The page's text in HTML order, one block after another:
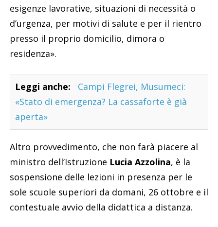
esigenze lavorative, situazioni di necessità o
d’urgenza, per motivi di salute e per il rientro
presso il proprio domicilio, dimora o
residenza».
Leggi anche:
Campi Flegrei, Musumeci:
«Stato di emergenza? La cassaforte è già
aperta»
Altro provvedimento, che non farà piacere al
ministro dell’Istruzione Lucia Azzolina, è la
sospensione delle lezioni in presenza per le
sole scuole superiori da domani, 26 ottobre e il
contestuale avvio della didattica a distanza.